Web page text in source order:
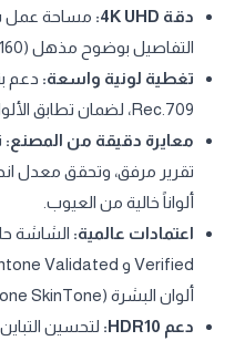
دقة 4K UHD:
مساحة عمل
التفاصيل بوضوح مذهل (3840x2160).
تغطية لونية واسعة:
Rec.709، لضمان تطابق الألوان مع الواقع.
معايرة دقيقة من المصنع:
ألواناً خالية من العيوب.
اعتمادات عالمية:
ألوان البشرة (Pantone SkinTone).
دعم HDR10:
لتحسين